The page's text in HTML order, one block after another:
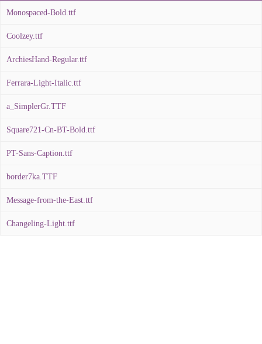
Monospaced-Bold.ttf
Coolzey.ttf
ArchiesHand-Regular.ttf
Ferrara-Light-Italic.ttf
a_SimplerGr.TTF
Square721-Cn-BT-Bold.ttf
PT-Sans-Caption.ttf
border7ka.TTF
Message-from-the-East.ttf
Changeling-Light.ttf